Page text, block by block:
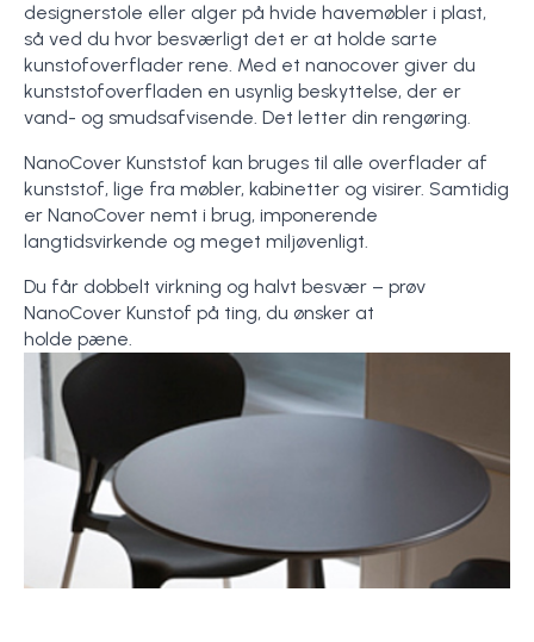
designerstole eller alger på hvide havemøbler i plast,
så ved du hvor besværligt det er at holde sarte
kunstofoverflader rene. Med et nanocover giver du
kunststofoverfladen en usynlig beskyttelse, der er
vand- og smudsafvisende. Det letter din rengøring.
NanoCover Kunststof kan bruges til alle overflader af
kunststof, lige fra møbler, kabinetter og visirer. Samtidig
er NanoCover nemt i brug, imponerende
langtidsvirkende og meget miljøvenligt.
Du får dobbelt virkning og halvt besvær – prøv
NanoCover Kunstof på ting, du ønsker at
holde pæne.